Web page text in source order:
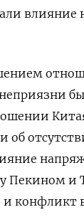
влияние
об
Пекином и
конфликт